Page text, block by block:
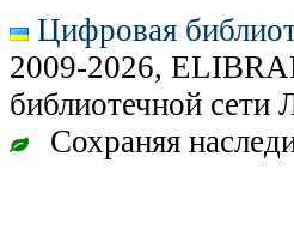
Цифровая
2009-2026,
библиотечной сети
Сохраняя